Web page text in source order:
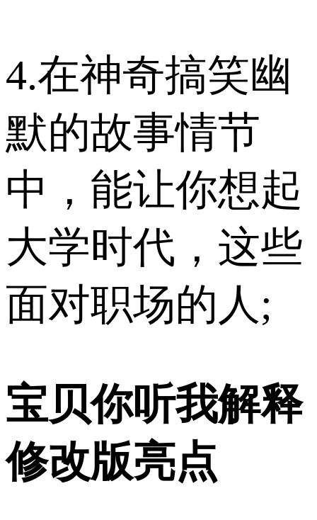
4.在神奇搞笑幽
默的故事情节
中，能让你想起
大学时代，这些
面对职场的人;
宝贝你听我解释
修改版亮点